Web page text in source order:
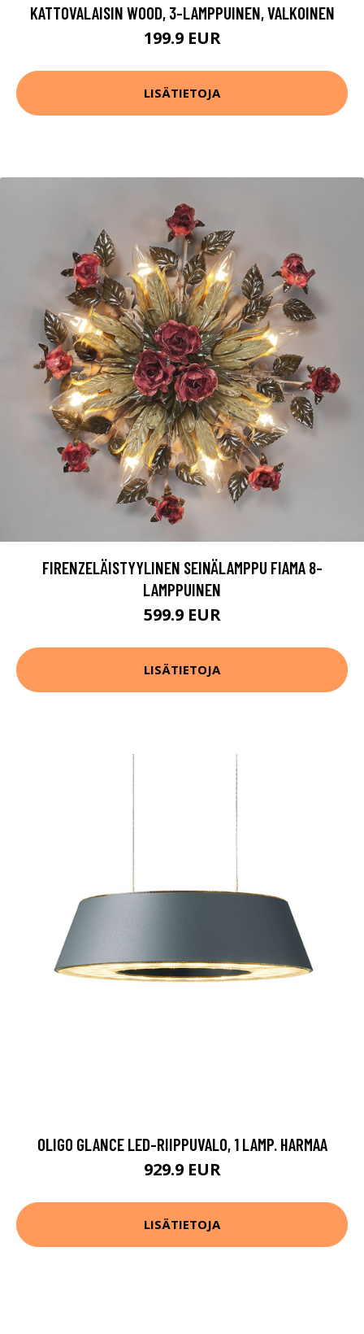
KATTOVALAISIN WOOD, 3-LAMPPUINEN, VALKOINEN
199.9 EUR
LISÄTIETOJA
FIRENZELÄISTYYLINEN SEINÄLAMPPU FIAMA 8-
LAMPPUINEN
599.9 EUR
LISÄTIETOJA
OLIGO GLANCE LED-RIIPPUVALO, 1 LAMP. HARMAA
929.9 EUR
LISÄTIETOJA